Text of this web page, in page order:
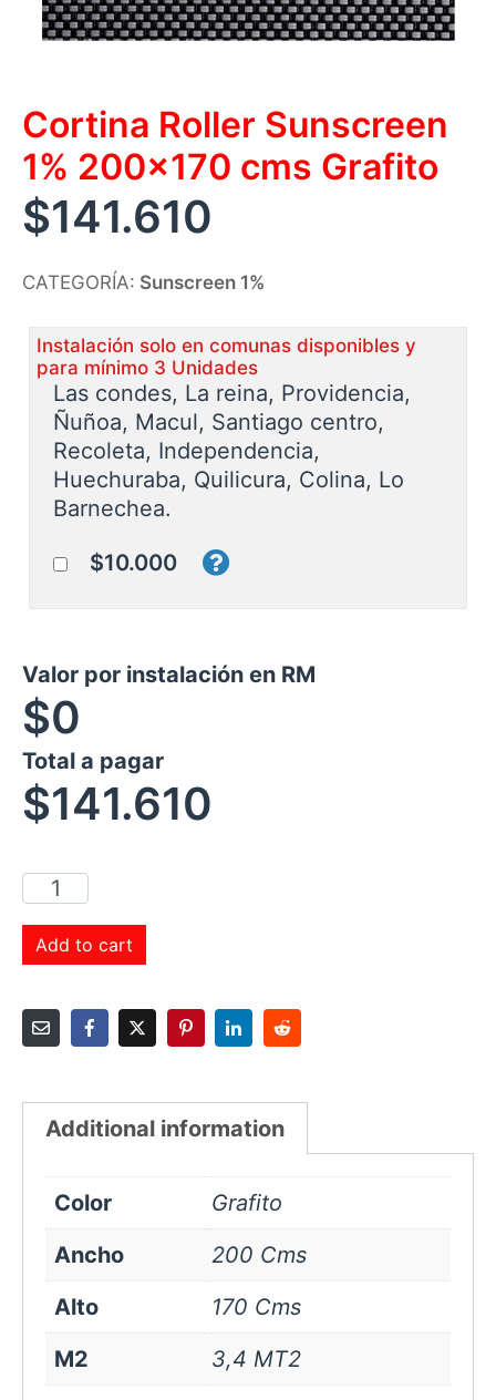
Cortina Roller Sunscreen
1% 200×170 cms Grafito
$141.610
CATEGORÍA: Sunscreen 1%
Instalación solo en comunas disponibles y
para mínimo 3 Unidades
Las condes, La reina, Providencia,
Ñuñoa, Macul, Santiago centro,
Recoleta, Independencia,
Huechuraba, Quilicura, Colina, Lo
Barnechea.
$10.000
Valor por instalación en RM
$0
Total a pagar
$141.610
Add to cart
Additional information
Color
Grafito
Ancho
200 Cms
Alto
170 Cms
M2
3,4 MT2